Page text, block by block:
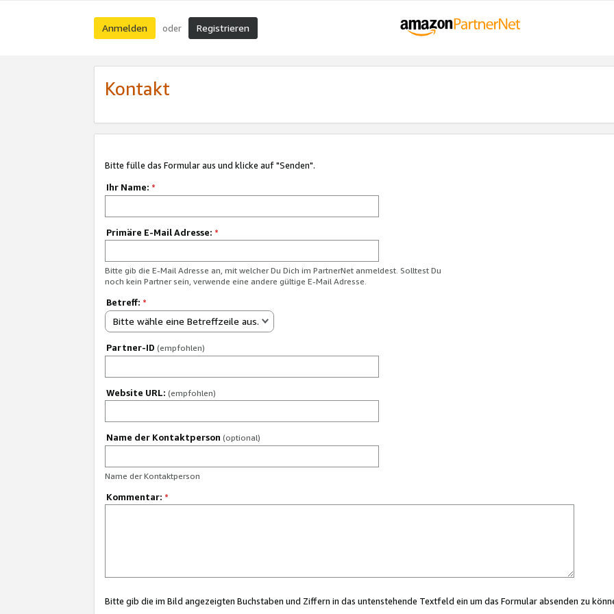
Anmelden oder Registrieren
Kontakt
Bitte fülle das Formular aus und klicke auf "Senden".
Ihr Name: *
Primäre E-Mail Adresse: *
Bitte gib die E-Mail Adresse an, mit welcher Du Dich im PartnerNet anmeldest. Solltest Du
noch kein Partner sein, verwende eine andere gültige E-Mail Adresse.
Betreff: *
Bitte wähle eine Betreffzeile aus.
Partner-ID (empfohlen)
Website URL: (empfohlen)
Name der Kontaktperson (optional)
Name der Kontaktperson
Kommentar: *
Bitte gib die im Bild angezeigten Buchstaben und Ziffern in das untenstehende Textfeld ein um das Formular absenden zu